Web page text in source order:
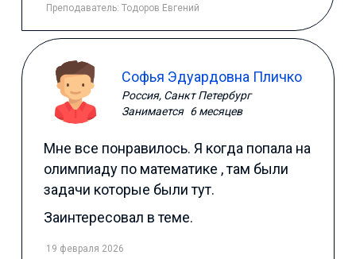
Преподаватель: Тодоров Евгений
Софья Эдуардовна Пличко
Россия, Санкт Петербург
Занимается 6 месяцев
Мне все понравилось. Я когда попала на
олимпиаду по математике , там были
задачи которые были тут.
Заинтересовал в теме.
19 февраля 2026